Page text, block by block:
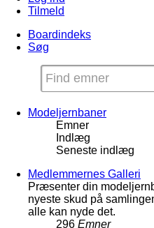
Tilmeld
Boardindeks
Søg
Modeljernbaner
Emner
Indlæg
Seneste indlæg
Medlemmernes Galleri
Præsenter din
nyeste skud på
alle kan nyde det.
296 Emner